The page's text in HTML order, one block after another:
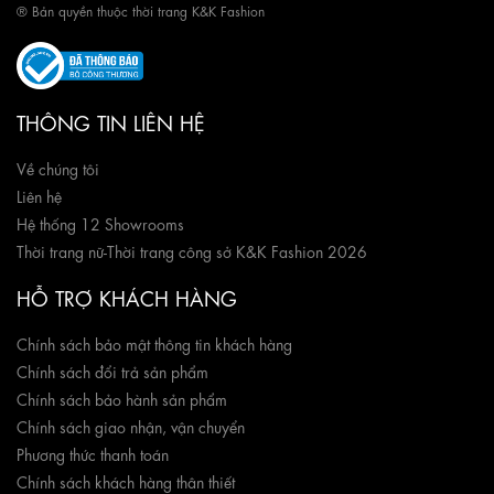
® Bản quyền thuộc thời trang K&K Fashion
THÔNG TIN LIÊN HỆ
Về chúng tôi
Liên hệ
Hệ thống 12 Showrooms
Thời trang nữ-Thời trang công sở K&K Fashion 2026
HỖ TRỢ KHÁCH HÀNG
Chính sách bảo mật thông tin khách hàng
Chính sách đổi trả sản phẩm
Chính sách bảo hành sản phẩm
Chính sách giao nhận, vận chuyển
Phương thức thanh toán
Chính sách khách hàng thân thiết